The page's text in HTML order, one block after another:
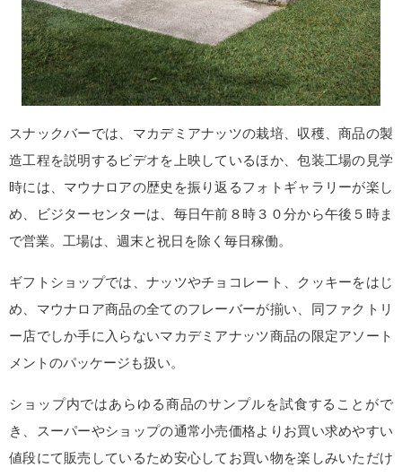
スナックバーでは、マカデミアナッツの栽培、収穫、商品の製
造工程を説明するビデオを上映しているほか、包装工場の見学
時には、マウナロアの歴史を振り返るフォトギャラリーが楽し
め、ビジターセンターは、毎日午前８時３０分から午後５時ま
で営業。工場は、週末と祝日を除く毎日稼働。
ギフトショップでは、ナッツやチョコレート、クッキーをはじ
め、マウナロア商品の全てのフレーバーが揃い、同ファクトリ
ー店でしか手に入らないマカデミアナッツ商品の限定アソート
メントのパッケージも扱い。
ショップ内ではあらゆる商品のサンプルを試食することがで
き、スーパーやショップの通常小売価格よりお買い求めやすい
値段にて販売しているため安心してお買い物を楽しみいただけ